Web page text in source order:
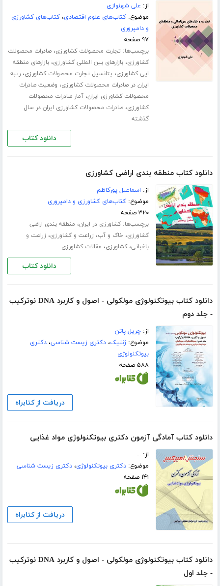
از: علی شهنوازی
موضوع:کتاب‌های علوم اقتصادی،کتاب‌های کشاورزی
و دامپروری
۹۷ صفحه
برچسب‌ها: تجارت محصولات کشاورزی،صادرات محصولات
کشاورزی،بازارهای بین المللی کشاورزی،بازارهای منطقه
ایی کشاورزی، پتانسیل تجارت محصولات کشاورزی،رتبه
ایران در صادرات محصولات کشاورزی، وضعیت صادرات
محصولات کشاورزی ایران،آمار صادرات محصولات
کشاورزی،صادرات محصولات کشاورزی ایران در سال
گذشته
دانلود کتاب
دانلود کتاب منطقه بندی اراضی کشاورزی
از: اسماعیل پورکاظم
موضوع:کتاب‌های کشاورزی و دامپروری
۳۲۰ صفحه
برچسب‌ها:کشاورزی در ایران، منطقه بندی اراضی
کشاورزی، خاک و آب، زراعت و کشاورزی، زراعت و
باغبانی،کشاورزی، مقالات کشاورزی
دانلود کتاب
دانلود کتاب بیوتکنولوژی مولکولی - اصول و کاربرد DNA نوترکیب
- جلد دوم
از:چریل پاتن
موضوع:ژنتیک،دکتری زیست شناسی،دکتری
بیوتکنولوژی
۵۸۸ صفحه
دریافت از کتابراه
دانلود کتاب آمادگی آزمون دکتری بیوتکنولوژی مواد غذایی
از: ...
موضوع:دکتری بیوتکنولوژی،دکتری زیست شناسی
۱۴۱ صفحه
دریافت از کتابراه
دانلود کتاب بیوتکنولوژی مولکولی - اصول و کاربرد DNA نوترکیب
- جلد اول